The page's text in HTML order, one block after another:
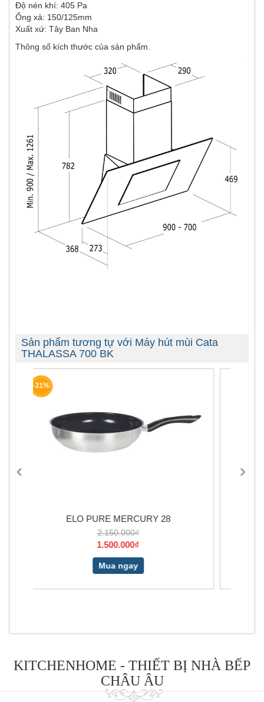
Độ nén khí: 405 Pa
Ống xả: 150/125mm
Xuất xứ: Tây Ban Nha
Thông số kích thước của sản phẩm.
Sản phẩm tương tự với Máy hút mùi Cata
THALASSA 700 BK
CHẢO ELO CERAMIC BRATPFANE
KITCHENHOME - THIẾT BỊ NHÀ BẾP
CHÂU ÂU